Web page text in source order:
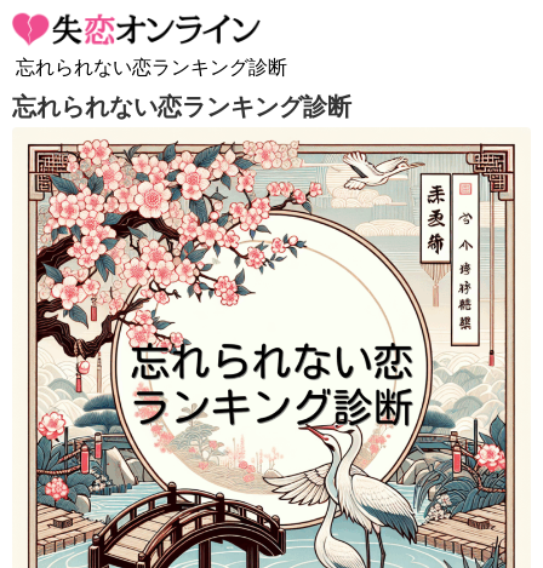
忘れられない恋ランキング診断
忘れられない恋ランキング診断